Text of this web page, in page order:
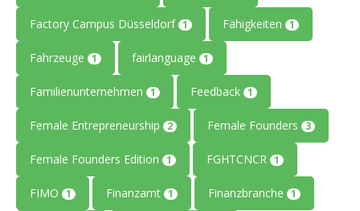
Factory Campus Düsseldorf 1 Fähigkeiten 1
Fahrzeuge 1 fairlanguage 1
Familienunternehmen 1 Feedback 1
Female Entrepreneurship 2 Female Founders 3
Female Founders Edition 1 FGHTCNCR 1
FIMO 1 Finanzamt 1 Finanzbranche 1